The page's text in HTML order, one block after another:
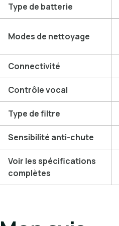
Type de batterie
Modes de nettoyage
Connectivité
Contrôle vocal
Type de filtre
Sensibilité anti-chute
Voir les spécifications
complètes